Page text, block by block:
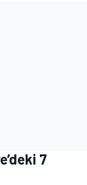
7